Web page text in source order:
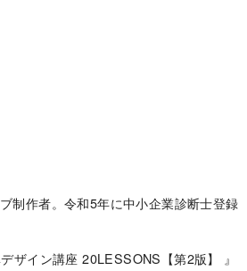
制作者。令和5年に中小企業診断士登録
ザイン講座 20LESSONS【第2版】 』